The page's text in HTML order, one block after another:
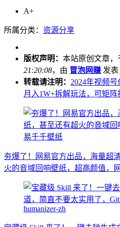
A+
所属分类： 资源分享
版权声明： 本站原创文章，
21:20:08，由 冒泡网赚 发表
转载请注明： 2024年视频
月入1W+拆解玩法，可矩阵
夯爆了！网易官方出品，海量超
火的音域回响壁纸，超高颜值，